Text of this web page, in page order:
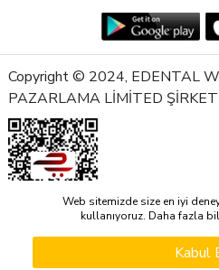
Copyright © 2024, EDENTAL
PAZARLAMA LİMİTED
Web sitemizde size en iyi
kullanıyoruz. Daha fazla
Kabul